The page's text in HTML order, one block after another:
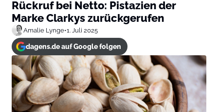
Rückruf bei Netto: Pistazien der
Marke Clarkys zurückgerufen
Amalie Lynge•1. Juli 2025
dagens.de auf Google folgen